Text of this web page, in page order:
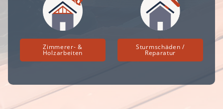
Zimmerer- &
Holzarbeiten
Sturmschäden /
Reparatur